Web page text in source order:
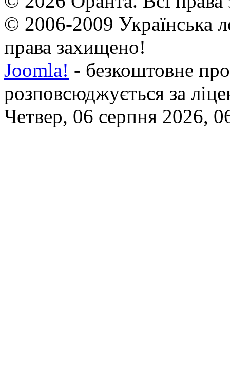
© 2006-2009 Українська
права захищено!
Joomla! - безкоштовне
розповсюджується за
Четвер, 06 серпня 2026,